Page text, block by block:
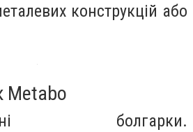
конструкцій або
Metabo
болгарки.